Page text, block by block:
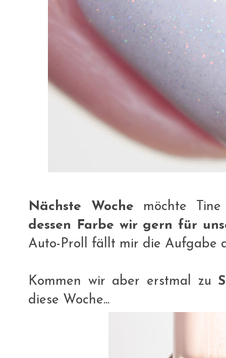
Nächste Woche möchte
dessen Farbe wir gern für
Auto-Proll fällt mir die Aufgabe
Kommen wir aber erstmal zu
diese Woche...